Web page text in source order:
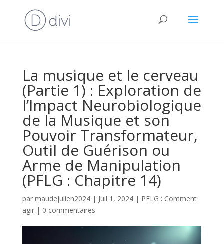
La musique et le cerveau
(Partie 1) : Exploration de
l’Impact Neurobiologique
de la Musique et son
Pouvoir Transformateur,
Outil de Guérison ou
Arme de Manipulation
(PFLG : Chapitre 14)
par maudejulien2024| Juil 1, 2024| PFLG : Comment
agir| 0 commentaires